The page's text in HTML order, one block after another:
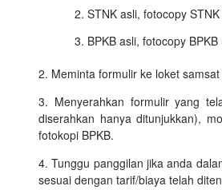
STNK asli, fotocopy
BPKB asli, fotocopy
Meminta formulir ke loket
Menyerahkan formulir yang
diserahkan hanya ditunjukkan),
fotokopi BPKB.
Tunggu panggilan jika anda
sesuai dengan tarif/biaya telah